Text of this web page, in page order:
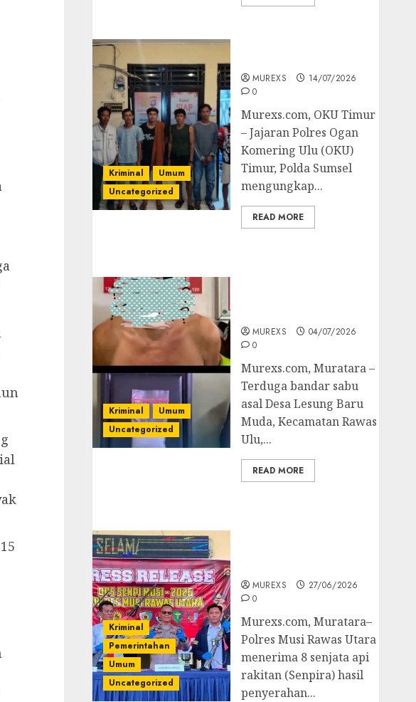
Kriminal
Umum
Uncategorized
MUREXS
14/07/2026
0
Murexs.com, OKU Timur
– Jajaran Polres Ogan
Komering Ulu (OKU)
Timur, Polda Sumsel
mengungkap...
READ MORE
Kriminal
Umum
Uncategorized
MUREXS
04/07/2026
0
Murexs.com, Muratara –
Terduga bandar sabu
asal Desa Lesung Baru
Muda, Kecamatan Rawas
Ulu,...
READ MORE
Kriminal
Pemerintahan
Umum
Uncategorized
MUREXS
27/06/2026
0
Murexs.com, Muratara–
Polres Musi Rawas Utara
menerima 8 senjata api
rakitan (Senpira) hasil
penyerahan...